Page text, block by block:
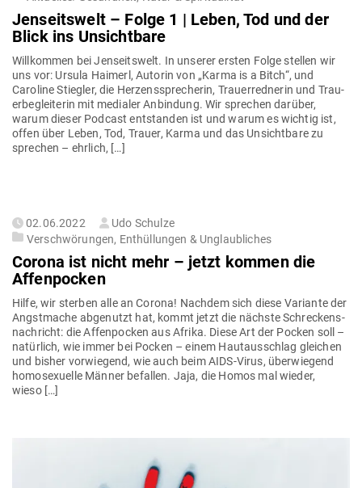
Jen­seitswelt – Folge 1 | Leben, Tod und der
Blick ins Unsichtbare
Will­kommen bei Jen­seitswelt. In unserer ersten Folge stellen wir
uns vor: Ursula Haimerl, Autorin von „Karma is a Bitch“, und
Caroline Stiegler, die Her­zens­spre­cherin, Trau­er­red­nerin und Trau­
er­be­glei­terin mit medialer Anbindung. Wir sprechen darüber,
warum dieser Podcast ent­standen ist und warum es wichtig ist,
offen über Leben, Tod, Trauer, Karma und das Unsichtbare zu
sprechen – ehrlich, […]
Gepostet
am
02.06.2022
Udo Schulze
Verschwörungen, Enthüllungen & Unglaubliches
Corona ist nicht mehr – jetzt kommen die
Affenpocken
Hilfe, wir sterben alle an Corona! Nachdem sich diese Variante der
Angst­mache abge­nutzt hat, kommt jetzt die nächste Schre­ckens­
nach­richt: die Affen­pocken aus Afrika. Diese Art der Pocken soll –
natürlich, wie immer bei Pocken – einem Haut­aus­schlag gleichen
und bisher vor­wiegend, wie auch beim AIDS-Virus, über­wiegend
homo­se­xuelle Männer befallen. Jaja, die Homos mal wieder,
wieso […]